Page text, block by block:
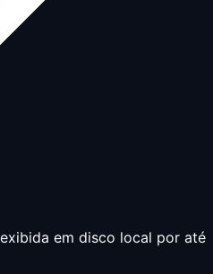
em disco local por até